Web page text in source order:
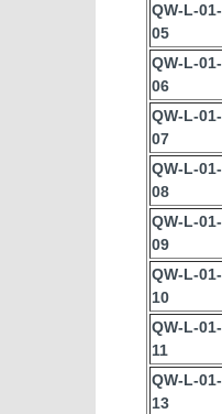
QW-L-01-
05
QW-L-01-
06
QW-L-01-
07
QW-L-01-
08
QW-L-01-
09
QW-L-01-
10
QW-L-01-
11
QW-L-01-
13